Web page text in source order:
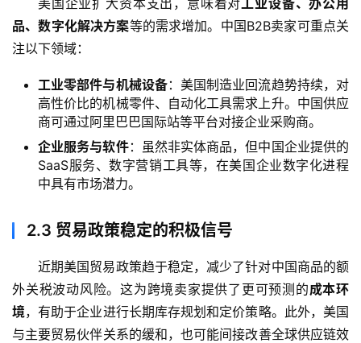
品、数字化解决方案等的需求增加。中国B2B卖家可重点关
注以下领域：
工业零部件与机械设备：美国制造业回流趋势持续，对
高性价比的机械零件、自动化工具需求上升。中国供应
商可通过阿里巴巴国际站等平台对接企业采购商。
企业服务与软件：虽然非实体商品，但中国企业提供的
SaaS服务、数字营销工具等，在美国企业数字化进程
中具有市场潜力。
2.3 贸易政策稳定的积极信号
近期美国贸易政策趋于稳定，减少了针对中国商品的额
外关税波动风险。这为跨境卖家提供了更可预测的成本环
境，有助于企业进行长期库存规划和定价策略。此外，美国
与主要贸易伙伴关系的缓和，也可能间接改善全球供应链效